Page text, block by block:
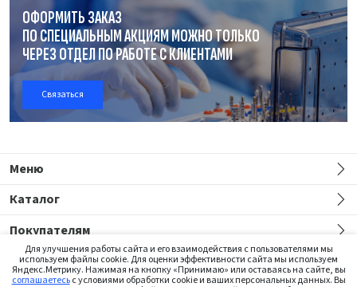
ОФОРМИТЬ ЗАКАЗ
ПО СПЕЦИАЛЬНЫМ АКЦИЯМ МОЖНО ТОЛЬКО
ЧЕРЕЗ ОТДЕЛПО РАБОТЕС КЛИЕНТАМИ
Связаться
Меню
Каталог
Покупателям
Для улучшения работы сайта и его взаимодействия с пользователями мы
используем файлы cookie. Для оценки эффективности сайта мы используем
Яндекс.Метрику. Нажимая на кнопку «Принимаю» или оставаясь на сайте, вы
соглашаетесьс условиями обработки cookie и ваших персональных данных. Вы